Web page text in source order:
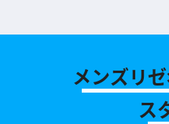
メンズリ
ス